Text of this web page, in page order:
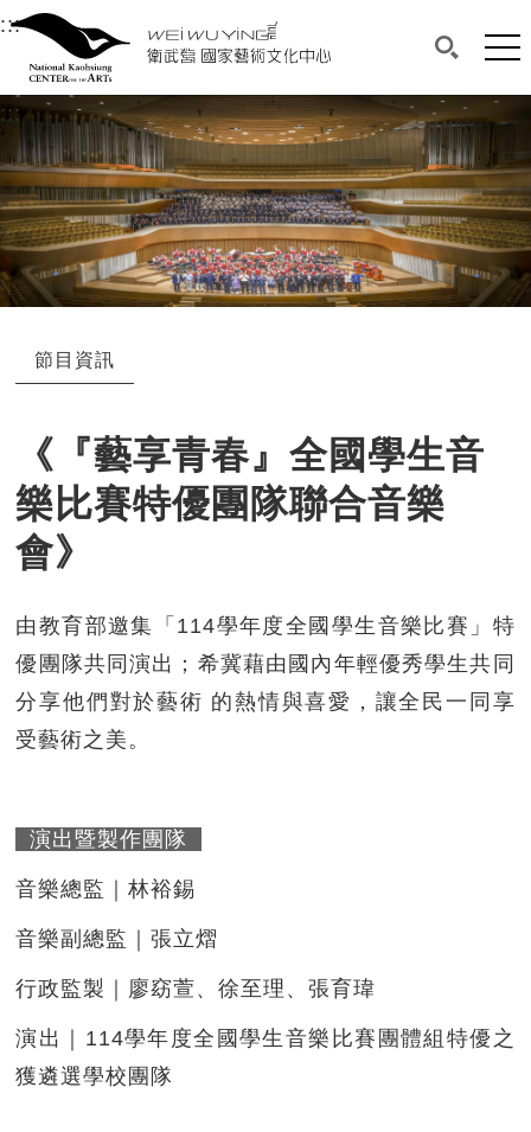
衛武營國家藝術文化中心
中央內容區塊，為本頁主要內容區。
:::選單連結區塊，此區塊列有本網站主要連結。
衛武營國家藝術文化中心
搜尋(開
網
:::中央內容區塊，為本頁主要內容區。
節目資訊
《『藝享青春』全國學生音
樂比賽特優團隊聯合音樂
會》
由教育部邀集「114學年度全國學生音樂比賽」特
優團隊共同演出；希冀藉由國內年輕優秀學生共同
分享他們對於藝術 的熱情與喜愛，讓全民一同享
受藝術之美。
演出暨製作團隊
音樂總監｜林裕錫
音樂副總監｜張立熠
行政監製｜廖窈萱、徐至理、張育瑋
演出｜114學年度全國學生音樂比賽團體組特優之
獲遴選學校團隊